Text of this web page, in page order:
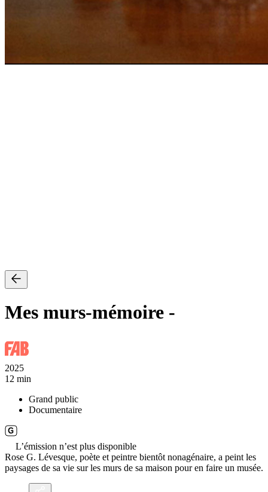
Mes murs-mémoire -
2025
12 min
Grand public
Documentaire
L’émission n’est plus disponible
Rose G. Lévesque, poète et peintre bientôt nonagénaire, a peint les
paysages de sa vie sur les murs de sa maison pour en faire un musée.